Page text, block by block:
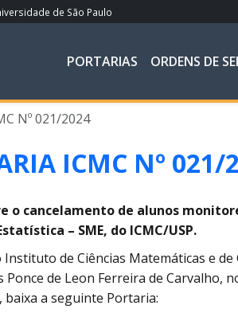
de São Paulo
PORTARIAS ORDENS DE
Nº 021/2024
ICMC Nº 021/
o cancelamento de alunos
– SME, do ICMC/USP.
de Ciências Matemáticas e
Ponce de Leon Ferreira de Carvalho,
a seguinte Portaria: